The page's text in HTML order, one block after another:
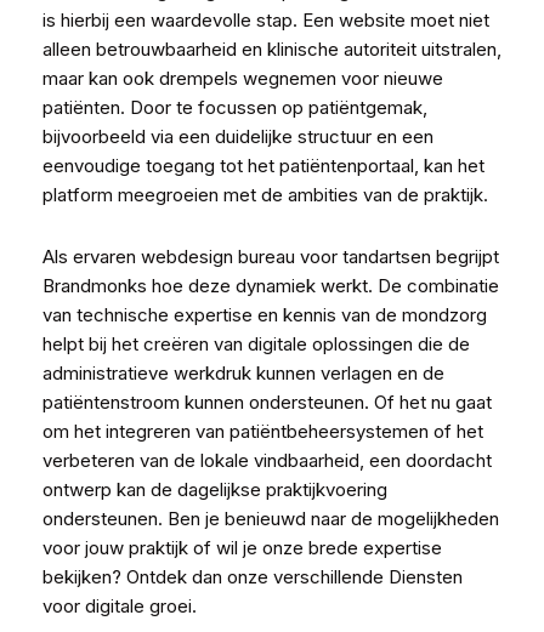
is hierbij een waardevolle stap. Een website moet niet
alleen betrouwbaarheid en klinische autoriteit uitstralen,
maar kan ook drempels wegnemen voor nieuwe
patiënten. Door te focussen op patiëntgemak,
bijvoorbeeld via een duidelijke structuur en een
eenvoudige toegang tot het patiëntenportaal, kan het
platform meegroeien met de ambities van de praktijk.
Als ervaren webdesign bureau voor tandartsen begrijpt
Brandmonks hoe deze dynamiek werkt. De combinatie
van technische expertise en kennis van de mondzorg
helpt bij het creëren van digitale oplossingen die de
administratieve werkdruk kunnen verlagen en de
patiëntenstroom kunnen ondersteunen. Of het nu gaat
om het integreren van patiëntbeheersystemen of het
verbeteren van de lokale vindbaarheid, een doordacht
ontwerp kan de dagelijkse praktijkvoering
ondersteunen. Ben je benieuwd naar de mogelijkheden
voor jouw praktijk of wil je onze brede expertise
bekijken? Ontdek dan onze verschillende Diensten
voor digitale groei.